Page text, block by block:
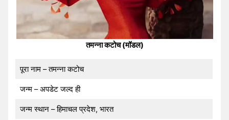
तमन्ना कटोच (मॉडल)
पूरा नाम – तमन्ना कटोच
जन्म – अपडेट जल्द ही
जन्म स्थान – हिमाचल प्रदेश, भारत